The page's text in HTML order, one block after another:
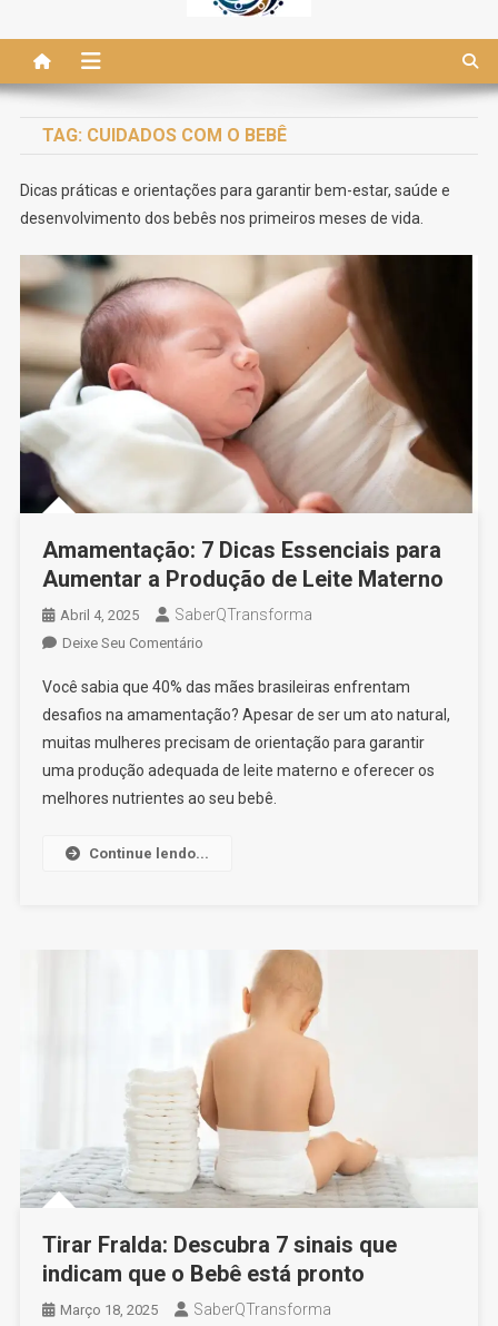
TAG: CUIDADOS COM O BEBÊ
Dicas práticas e orientações para garantir bem-estar, saúde e
desenvolvimento dos bebês nos primeiros meses de vida.
Amamentação: 7 Dicas Essenciais para
Aumentar a Produção de Leite Materno
Abril 4, 2025 SaberQTransforma
Deixe Seu ComentárioOn
7
Dicas
Essenciais
Para
Aumentar
Você sabia que 40% das mães brasileiras enfrentam
desafios na amamentação? Apesar de ser um ato natural,
muitas mulheres precisam de orientação para garantir
uma produção adequada de leite materno e oferecer os
melhores nutrientes ao seu bebê.
Continue lendo...
Tirar Fralda: Descubra 7 sinais que
indicam que o Bebê está pronto
Março 18, 2025 SaberQTransforma